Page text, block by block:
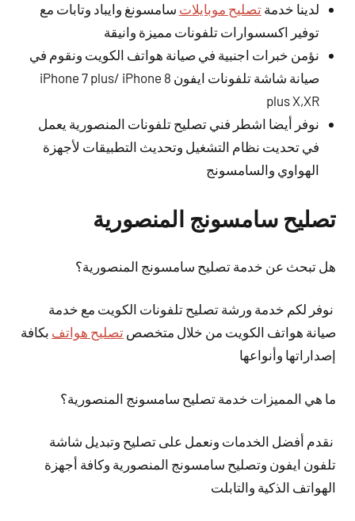
لدينا خدمةتصليح موبايلات سامسونغ وايباد وتابات مع
توفير اكسسوارات تلفونات مميزة وانيقة
نؤمن خبرات اجنبية في صيانة هواتف الكويت ونقوم في
صيانة شاشة تلفونات ايفون iPhone 7 plus/ iPhone 8
plus X,XR
نوفر أيضا اشطر فني تصليح تلفونات المنصورية يعمل
في تحديت نظام التشغيل وتحديث التطبيقات لأجهزة
الهواوي والسامسونج
تصليح سامسونج المنصورية
هل تبحث عن خدمة تصليح سامسونج المنصورية؟
نوفر لكم خدمة ورشة تصليح تلفونات الكويت مع خدمة
صيانة هواتف الكويت من خلال متخصص تصليح هواتف بكافة
إصداراتها وأنواعها
ما هي المميزات خدمة تصليح سامسونج المنصورية؟
نقدم أفضل الخدمات ونعمل على تصليح وتبديل شاشة
تلفون ايفون وتصليح سامسونج المنصورية وكافة أجهزة
الهواتف الذكية والتابلت